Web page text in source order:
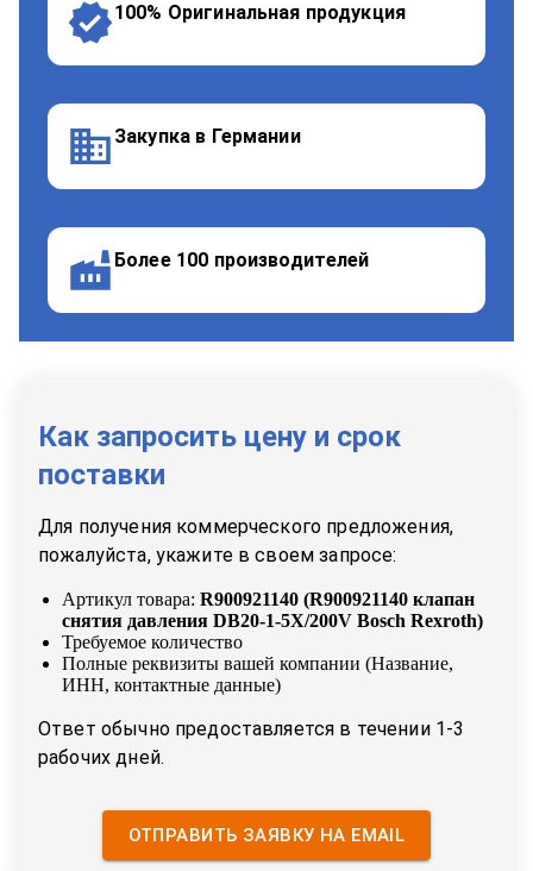
100% Оригинальная продукция
Закупка в Германии
Более 100 производителей
Как запросить цену и срок
поставки
Для получения коммерческого предложения,
пожалуйста, укажите в своем запросе:
Артикул товара: R900921140 (R900921140 клапан
снятия давления DB20-1-5X/200V Bosch Rexroth)
Требуемое количество
Полные реквизиты вашей компании (Название,
ИНН, контактные данные)
Ответ обычно предоставляется в течении 1-3
рабочих дней.
ОТПРАВИТЬ ЗАЯВКУ НА EMAIL